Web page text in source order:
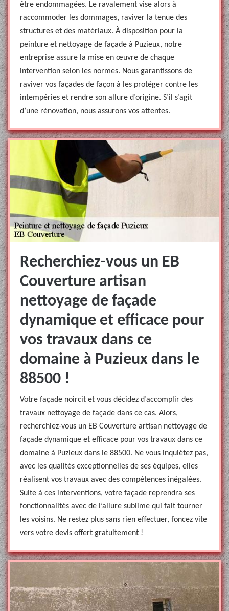
être endommagées. Le ravalement vise alors à
raccommoder les dommages, raviver la tenue des
structures et des matériaux. À disposition pour la
peinture et nettoyage de façade à Puzieux, notre
entreprise assure la mise en œuvre de chaque
intervention selon les normes. Nous garantissons de
raviver vos façades de façon à les protéger contre les
intempéries et rendre son allure d’origine. S’il s’agit
d’une rénovation, nous assurons vos attentes.
Recherchiez-vous un EB
Couverture artisan
nettoyage de façade
dynamique et efficace pour
vos travaux dans ce
domaine à Puzieux dans le
88500 !
Votre façade noircit et vous décidez d’accomplir des
travaux nettoyage de façade dans ce cas. Alors,
recherchiez-vous un EB Couverture artisan nettoyage de
façade dynamique et efficace pour vos travaux dans ce
domaine à Puzieux dans le 88500. Ne vous inquiétez pas,
avec les qualités exceptionnelles de ses équipes, elles
réalisent vos travaux avec des compétences inégalées.
Suite à ces interventions, votre façade reprendra ses
fonctionnalités avec de l’allure sublime qui fait tourner
les voisins. Ne restez plus sans rien effectuer, foncez vite
vers votre devis offert gratuitement !